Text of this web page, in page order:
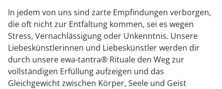
In jedem von uns sind zarte Empfindungen verborgen,
die oft nicht zur Entfaltung kommen, sei es wegen
Stress, Vernachlässigung oder Unkenntnis. Unsere
Liebeskünstlerinnen und Liebeskünstler werden dir
durch unsere ewa-tantra® Rituale den Weg zur
vollständigen Erfüllung aufzeigen und das
Gleichgewicht zwischen Körper, Seele und Geist